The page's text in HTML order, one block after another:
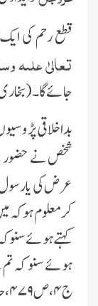
قطع رحم کى
تعالىٰ علىہ
جائے گا۔(بخارى ج ۴، ص ۹۷،
بداخلاقى پڑ
شخص نے حضور
عرض کى
کر معلوم ہوکہ
کہتے ہوئے سنو کہ
ہوئے سنو کہ تم
ج ۴ ، ص ۴۷۹، حدىث ۴۲۲۳)